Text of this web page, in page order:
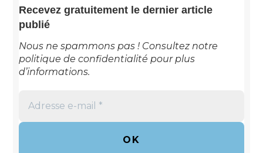
Recevez gratuitement le dernier article
publié
Nous ne spammons pas ! Consultez notre
politique de confidentialité pour plus
d’informations.
mail